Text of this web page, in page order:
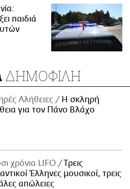
παιδιά
ΔΗΜΟΦΙΛΗ
Αλήθειες
H σκληρή
για τον Πάνο Βλάχο
χρόνια LIFO
Tρεις
Έλληνες μουσικοί, τρεις
απώλειες